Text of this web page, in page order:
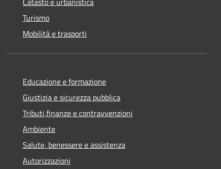
Turismo
Mobilità e trasporti
Educazione e formazione
Giustizia e sicurezza pubblica
Tributi,finanze e contravvenzioni
Ambiente
Salute, benessere e assistenza
Autorizzazioni